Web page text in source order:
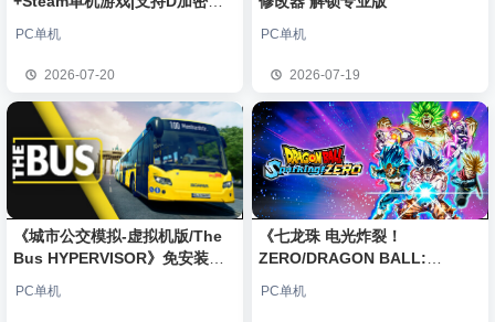
加入本站
23小时前
8月8日
PC单机
2026-07-20
PC单机
2026-07-19
《城市公交模拟-虚拟机版/The
Bus HYPERVISOR》免安装中
PC单机
《七龙珠 电光炸裂！
ZERO/DRAGON BALL:
PC单机